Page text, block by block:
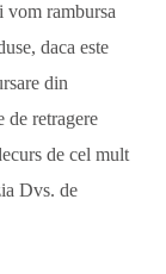
vom rambursa
daca este
din
de retragere
de cel mult
Dvs. de